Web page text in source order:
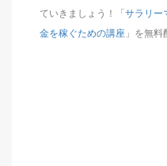
ていきましょう！「 サラリー
金を稼ぐための講座 」を無料